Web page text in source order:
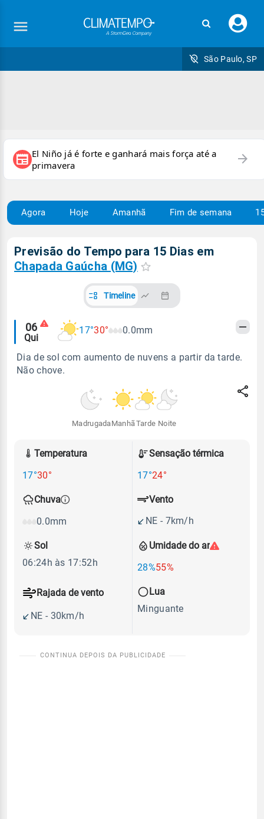
seu
São Paulo, SP
newspaper El Niño já é forte e ganhará mais força até a
primavera
arrow_forward
Agora Hoje Amanhã Fim de semana
Previsão do Tempo para 15 Dias em
Chapada Gaúcha (MG)
Timeline
Alertas
meteorológicos
06
Qui
17°30° 0.0mm
Dia de sol com aumento de nuvens a partir da tarde.
Não chove.
Madrugada Manhã Tarde Noite
Temperatura
17°30°
Sensação térmica
17°24°
Chuva
0.0mm
Umidade do ar
28%55%
Vento
NE - 7km/h
Rajada de vento
NE - 30km/h
Sol
06:24h às 17:52h
Lua
Minguante